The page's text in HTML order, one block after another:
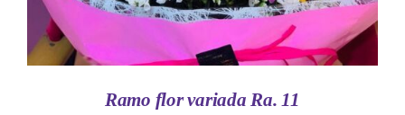
Ramo flor variada Ra. 11